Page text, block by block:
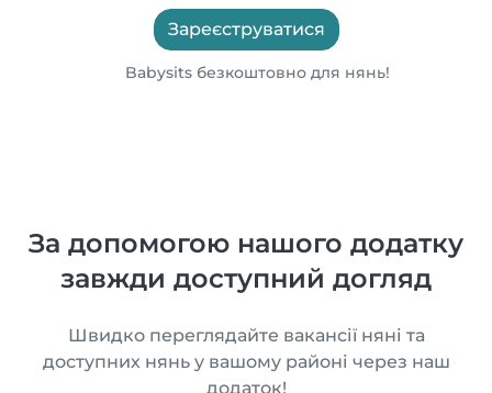
Зареєструватися
Babysits безкоштовно для нянь!
За допомогою нашого додатку
завжди доступний догляд
Швидко переглядайте вакансії няні та
доступних нянь у вашому районі через наш
додаток!